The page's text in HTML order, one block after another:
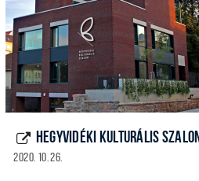
HEGYVIDÉKI KULTURÁLIS
2020. 10. 26.